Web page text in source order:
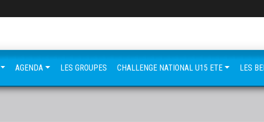
AGENDA LES GROUPES CHALLENGE NATIONAL U15 ETE LES